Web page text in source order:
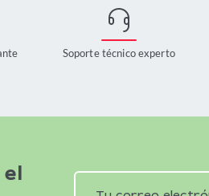
Soporte técnico experto